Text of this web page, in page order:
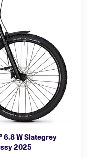
6.8 W Slategrey
2025